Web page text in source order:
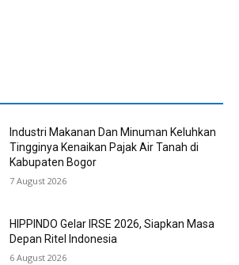
Industri Makanan Dan Minuman Keluhkan
Tingginya Kenaikan Pajak Air Tanah di
Kabupaten Bogor
7 August 2026
HIPPINDO Gelar IRSE 2026, Siapkan Masa
Depan Ritel Indonesia
6 August 2026